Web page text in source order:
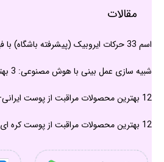
مقالات
اسم 33 حرکات ایروبیک (پیشرفته باشگاه) با فیلم و نکته
شبیه سازی عمل بینی با هوش مصنوعی: 3 بهترین برنامه و سایت آنلاین
12 بهترین محصولات مراقبت از پوست ایرانی+ بهترین برندها
12 بهترین محصولات مراقبت از پوست کره ای+ نکات کاربردی